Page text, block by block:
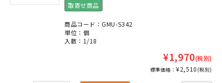
取寄せ商品
商品コード：GMU-S342
単位：個
入数：1/18
¥1,970(税別)
標準価格：¥2,510 (税別)